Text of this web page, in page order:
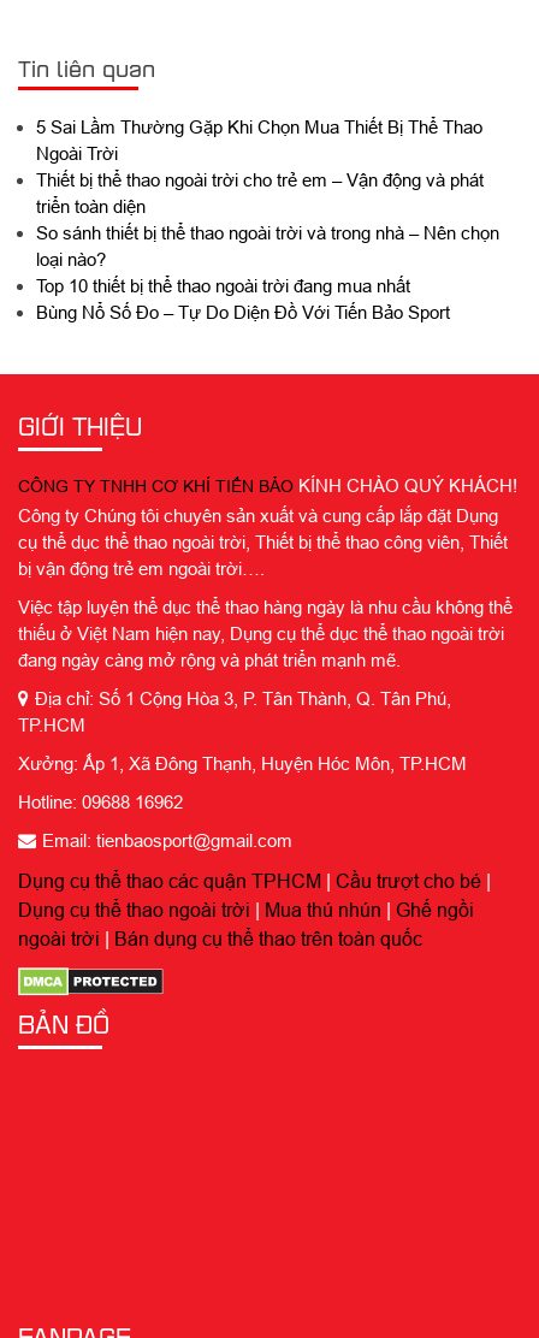
Tin liên quan
5 Sai Lầm Thường Gặp Khi Chọn Mua Thiết Bị Thể Thao
Ngoài Trời
Thiết bị thể thao ngoài trời cho trẻ em – Vận động và phát
triển toàn diện
So sánh thiết bị thể thao ngoài trời và trong nhà – Nên chọn
loại nào?
Top 10 thiết bị thể thao ngoài trời đang mua nhất
Bùng Nổ Số Đo – Tự Do Diện Đồ Với Tiến Bảo Sport
GIỚI THIỆU
CÔNG TY TNHH CƠ KHÍ TIẾN BẢO KÍNH CHÀO QUÝ KHÁCH!
Công ty Chúng tôi chuyên sản xuất và cung cấp lắp đặt Dụng
cụ thể dục thể thao ngoài trời, Thiết bị thể thao công viên, Thiết
bị vận động trẻ em ngoài trời….
Việc tập luyện thể dục thể thao hàng ngày là nhu cầu không thể
thiếu ở Việt Nam hiện nay, Dụng cụ thể dục thể thao ngoài trời
đang ngày càng mở rộng và phát triển mạnh mẽ.
Địa chỉ: Số 1 Cộng Hòa 3, P. Tân Thành, Q. Tân Phú,
TP.HCM
Xưởng: Ấp 1, Xã Đông Thạnh, Huyện Hóc Môn, TP.HCM
Hotline: 09688 16962
Email: tienbaosport@gmail.com
Dụng cụ thể thao các quận TPHCM Cầu trượt cho bé
Dụng cụ thể thao ngoài trời
Mua thú nhún
Ghế ngồi
ngoài trời
Bán dụng cụ thể thao trên toàn quốc
BẢN ĐỒ